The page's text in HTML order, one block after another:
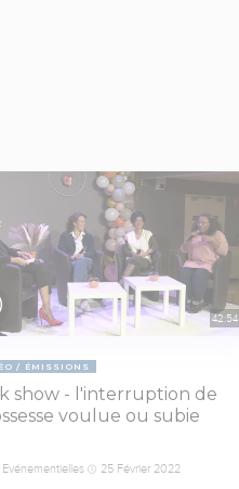
42:54
ÉMISSIONS
show - l'interruption de
voulue ou subie
Evénementielles 25 Février 2022